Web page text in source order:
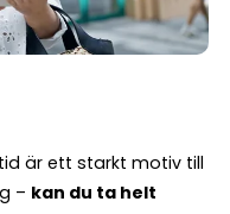
är ett starkt motiv till
– kan du ta helt